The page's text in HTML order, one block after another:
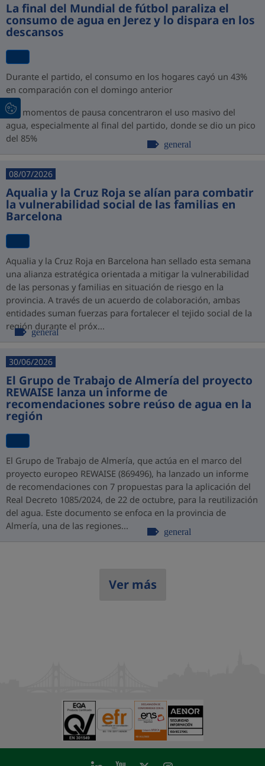
La final del Mundial de fútbol paraliza el
consumo de agua en Jerez y lo dispara en los
descansos
Durante el partido, el consumo en los hogares cayó un 43%
en comparación con el domingo anterior
Los momentos de pausa concentraron el uso masivo del
agua, especialmente al final del partido, donde se dio un pico
del 85%
general
08/07/2026
Aqualia y la Cruz Roja se alían para combatir
la vulnerabilidad social de las familias en
Barcelona
Aqualia y la Cruz Roja en Barcelona han sellado esta semana
una alianza estratégica orientada a mitigar la vulnerabilidad
de las personas y familias en situación de riesgo en la
provincia. A través de un acuerdo de colaboración, ambas
entidades suman fuerzas para fortalecer el tejido social de la
región durante el próx...
general
30/06/2026
El Grupo de Trabajo de Almería del proyecto
REWAISE lanza un informe de
recomendaciones sobre reúso de agua en la
región
El Grupo de Trabajo de Almería, que actúa en el marco del
proyecto europeo REWAISE (869496), ha lanzado un informe
de recomendaciones con 7 propuestas para la aplicación del
Real Decreto 1085/2024, de 22 de octubre, para la reutilización
del agua. Este documento se enfoca en la provincia de
Almería, una de las regiones...
general
Ver más